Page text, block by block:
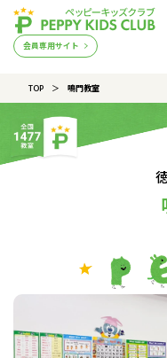
会員専用サイト
TOP 鳴門教室